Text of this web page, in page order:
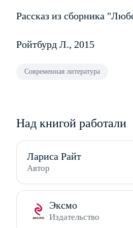
Рассказ из сборника
Ройтбурд Л., 2015
Современная литература
Над книгой работали
Лариса Райт
Автор
Эксмо
Издательство